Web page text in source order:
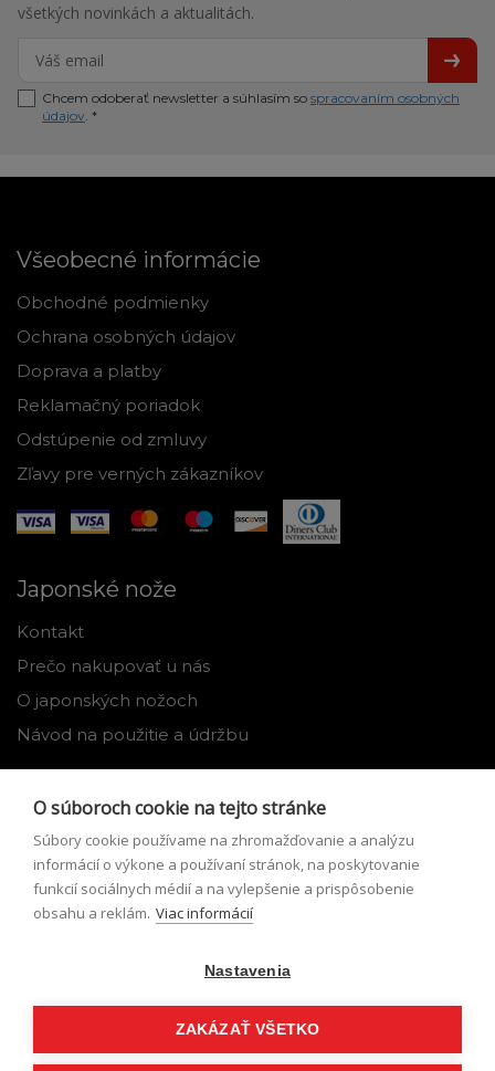
všetkých novinkách a aktualitách.
Chcem odoberať newsletter a súhlasím so spracovaním osobných
údajov . *
Všeobecné informácie
Obchodné podmienky
Ochrana osobných údajov
Doprava a platby
Reklamačný poriadok
Odstúpenie od zmluvy
Zľavy pre verných zákazníkov
Japonské nože
Kontakt
Prečo nakupovať u nás
O japonských nožoch
Návod na použitie a údržbu
Môj profil
Zabudnuté heslo
Formulár pre odstúpenie od zmluvy
O súboroch cookie na tejto stránke
Súbory cookie používame na zhromažďovanie a analýzu
informácií o výkone a používaní stránok, na poskytovanie
funkcií sociálnych médií a na vylepšenie a prispôsobenie
obsahu a reklám. Viac informácií
Nastavenia
ZAKÁZAŤ VŠETKO